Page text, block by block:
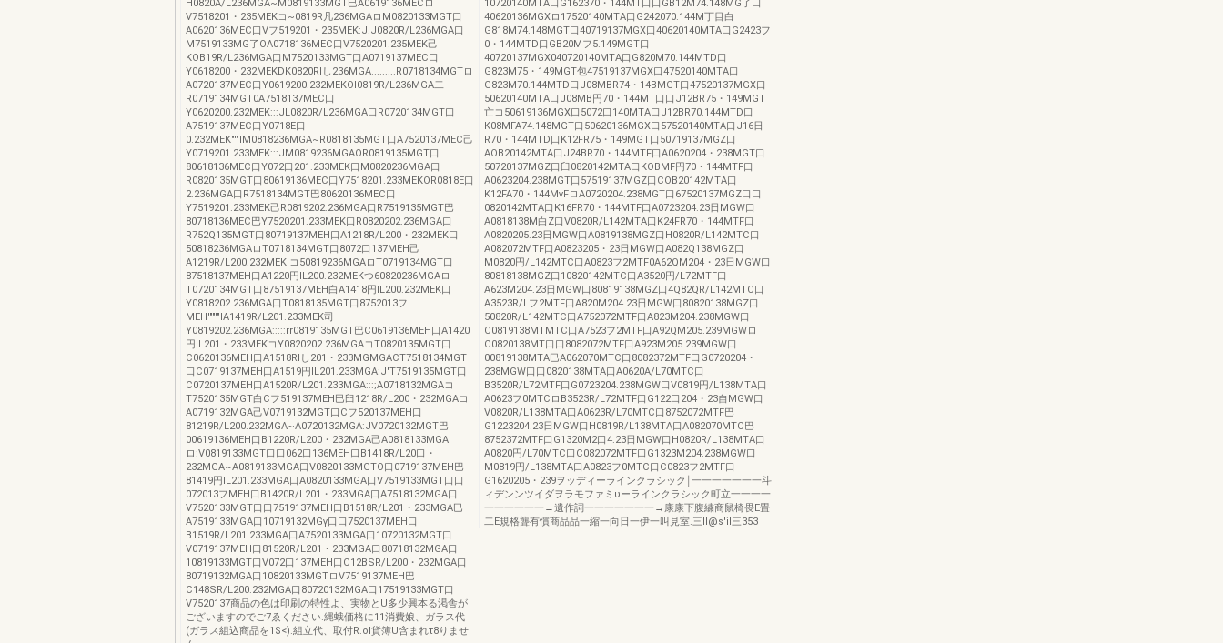
H0820A/L236MGA~M0819133MGT巳A0619136MECロ
V7518201・235MEKコ~0819R凡236MGAロM0820133MGT口
A0620136MEC口Vフ519201・235MEK:J.J0820R/L236MGA口
M7519133MG了OA0718136MEC口V7520201.235MEK己
KOB19R/L236MGA口M7520133MGT口A0719137MEC口
Y0618200・232MEKDK0820RIし236MGA.........R0718134MGTロ
A0720137MEC口Y0619200.232MEKOl0819R/L236MGA二
R0719134MGT0A7518137MEC口
Y0620200.232MEK:::JL0820R/L236MGA口R0720134MGT口
A7519137MEC口Y0718E口
0.232MEK"'"lM0818236MGA~R0818135MGT口A7520137MEC己
Y0719201.233MEK:::JM0819236MGAOR0819135MGT口
80618136MEC口Y072口201.233MEK口M0820236MGA口
R0820135MGT口80619136MEC口Y7518201.233MEKOR0818E口
2.236MGA口R7518134MGT巴80620136MEC口
Y7519201.233MEK己R0819202.236MGA口R7519135MGT巴
80718136MEC巴Y7520201.233MEK口R0820202.236MGA口
R752Q135MGT口80719137MEH口A1218R/L200・232MEK口
50818236MGAロT0718134MGT口8072口137MEH己
A1219R/L200.232MEKIコ50819236MGAロT0719134MGT口
87518137MEH口A1220円IL200.232MEKつ60820236MGAロ
T0720134MGT口87519137MEH白A1418円IL200.232MEK口
Y0818202.236MGA口T0818135MGT口8752013フ
MEH'""'"lA1419R/L201.233MEK司
Y0819202.236MGA:::::rr0819135MGT巴C0619136MEH口A1420
円IL201・233MEKコY0820202.236MGAコT0820135MGT口
C0620136MEH口A1518RIし201・233MGMGACT7518134MGT
口C0719137MEH口A1519円IL201.233MGA:J'T7519135MGT口
C0720137MEH口A1520R/L201.233MGA:::;A0718132MGAコ
T7520135MGT白Cフ519137MEH巳臼1218R/L200・232MGAコ
A0719132MGA己V0719132MGT口Cフ520137MEH口
81219R/L200.232MGA~A0720132MGA:JV0720132MGT巴
00619136MEH口B1220R/L200・232MGA己A0818133MGA
ロ:V0819133MGT口口062口136MEH口B1418R/L20口・
232MGA~A0819133MGA口V0820133MGTO口0719137MEH巴
81419円IL201.233MGA口A0820133MGA口V7519133MGT口口
072013フMEH口B1420R/L201・233MGA口A7518132MGA口
V7520133MGT口口7519137MEH口B1518R/L201・233MGA巳
A7519133MGA口10719132MGγ口口7520137MEH口
B1519R/L201.233MGA口A7520133MGA口10720132MGT口
V0719137MEH口81520R/L201・233MGA口80718132MGA口
10819133MGT口V072口137MEH口C12BSR/L200・232MGA口
80719132MGA口10820133MGTロV7519137MEH巴
C148SR/L200.232MGA口80720132MGA口17519133MGT口
V7520137商品の色は印刷の特性よ、実物とU多少興本る渇舎が
ございますのでご7ゑください.縄蛾価格に11消費娘、ガラス代
(ガラス組込商品を1$<).組立代、取付R.oI貨簿U含まれτ8りませ
10720140MTA口G162370・144MT口口GB12M74.148MG了口
40620136MGXロ17520140MTA口G242070.144M丁目白
G818M74.148MGT口40719137MGX口40620140MTA口G2423フ
0・144MTD口GB20Mフ5.149MGT口
40720137MGX040720140MTA口G820M70.144MTD口
G823M75・149MGT包47519137MGX口47520140MTA口
G823M70.144MTD口J08MBR74・14BMGT口47520137MGX口
50620140MTA口J08MB円70・144MT口口J12BR75・149MGT
亡コ50619136MGX口5072口140MTA口J12BR70.144MTD口
K08MFA74.148MGT口50620136MGX口57520140MTA口J16日
R70・144MTD口K12FR75・149MGT口50719137MGZ口
AOB20142MTA口J24BR70・144MTF口A0620204・238MGT口
50720137MGZ口臼0820142MTA口KOBMF円70・144MTF口
A0623204.238MGT口57519137MGZ口COB20142MTA口
K12FA70・144MγFロA0720204.238MGT口67520137MGZ口口
0820142MTA口K16FR70・144MTF口A0723204.23日MGW口
A0818138M白Z口V0820R/L142MTA口K24FR70・144MTF口
A0820205.23日MGW口A0819138MGZ口H0820R/L142MTC口
A082072MTF口A0823205・23日MGW口A082Q138MGZ口
M0820円/L142MTC口A0823フ2MTF0A62QM204・23日MGW口
80818138MGZ口10820142MTC口A3520円/L72MTF口
A623M204.23日MGW口80819138MGZ口4Q82QR/L142MTC口
A3523R/Lフ2MTF口A820M204.23日MGW口80820138MGZ口
50820R/L142MTC口A752072MTF口A823M204.238MGW口
C0819138MTMTC口A7523フ2MTF口A92QM205.239MGWロ
C0820138MT口口8082072MTF口A923M205.239MGW口
00819138MTA巳A062070MTC口8082372MTF口G0720204・
238MGW口口0820138MTA口A0620A/L70MTC口
B3520R/L72MTF口G0723204.238MGW口V0819円/L138MTA口
A0623フ0MTCロB3523R/L72MTF口G122口204・23自MGW口
V0820R/L138MTA口A0623R/L70MTC口8752072MTF巴
G1223204.23日MGW口H0819R/L138MTA口A082070MTC巴
8752372MTF口G1320M2口4.23日MGW口H0820R/L138MTA口
A0820円/L70MTC口C082072MTF口G1323M204.238MGW口
M0819円/L138MTA口A0823フ0MTC口C0823フ2MTF口
G1620205・239ヲッディーラインクラシック￨一一一一一一一斗
ィデンンツイダヲラモファミυーラインクラシック町立一一一一
一一一一一一→遺作詞一一一一一一一→康康下腹繍商鼠椅畏E畳
二E規格聾有慣商品品一縮一向日一伊一叫見室.三lI@s'iI三353